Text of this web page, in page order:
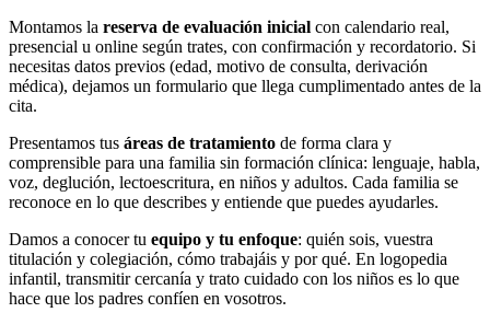
Montamos la reserva de evaluación inicial con calendario real,
presencial u online según trates, con confirmación y recordatorio. Si
necesitas datos previos (edad, motivo de consulta, derivación
médica), dejamos un formulario que llega cumplimentado antes de la
cita.
Presentamos tus áreas de tratamiento de forma clara y
comprensible para una familia sin formación clínica: lenguaje, habla,
voz, deglución, lectoescritura, en niños y adultos. Cada familia se
reconoce en lo que describes y entiende que puedes ayudarles.
Damos a conocer tu equipo y tu enfoque: quién sois, vuestra
titulación y colegiación, cómo trabajáis y por qué. En logopedia
infantil, transmitir cercanía y trato cuidado con los niños es lo que
hace que los padres confíen en vosotros.